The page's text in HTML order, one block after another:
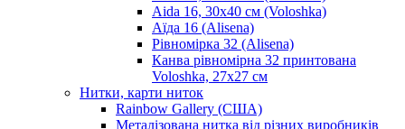
Aida 16, 30х40 см (Voloshka)
Аїда 16 (Alisena)
Рівномірка 32 (Alisena)
Канва рівномірна 32 принтована
Voloshka, 27х27 см
Нитки, карти ниток
Rainbow Gallery (США)
Металізована нитка від різних виробників